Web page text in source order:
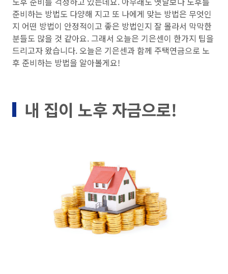
준비하는 방법도 다양해 지고 또 나에게 맞는 방법은 무엇인
지 어떤 방법이 안정적이고 좋은 방법인지 잘 몰라서 막막한
분들도 많을 것 같아요. 그래서 오늘은 기은센이 한가지 팁을
드리고자 왔습니다. 오늘은 기은센과 함께 주택연금으로 노
후 준비하는 방법을 알아볼게요!
내 집이 노후 자금으로!